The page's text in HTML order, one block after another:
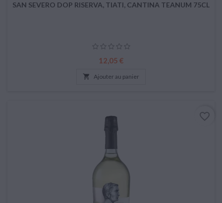
SAN SEVERO DOP RISERVA, TIATI, CANTINA TEANUM 75CL
Prix
12,05 €
 Ajouter au panier
favorite_border